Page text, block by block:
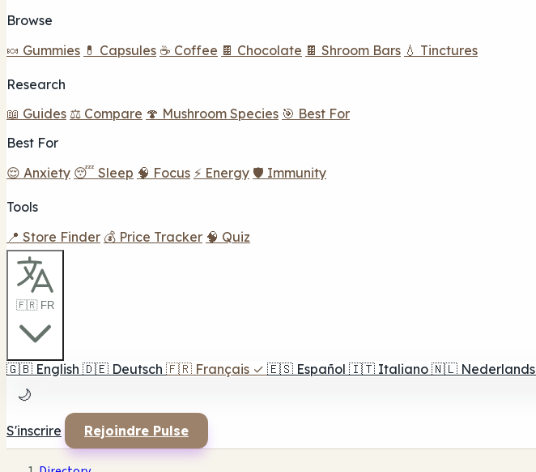
Browse
🍬 Gummies 💊 Capsules ☕ Coffee 🍫 Chocolate 🍫 Shroom Bars 💧 Tinctures
Research
📖 Guides ⚖️ Compare 🍄 Mushroom Species 🎯 Best For
Best For
😌 Anxiety 😴 Sleep 🧠 Focus ⚡ Energy 🛡️ Immunity
Tools
📍 Store Finder 💰 Price Tracker 🧠 Quiz
🇫🇷 FR
🇬🇧 English 🇩🇪 Deutsch 🇫🇷 Français ✓ 🇪🇸 Español 🇮🇹 Italiano 🇳🇱 Nederlands
🌙
S'inscrire Rejoindre Pulse